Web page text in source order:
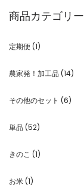
商品カテゴリー
定期便 (1)
農家発！加工品 (14)
その他のセット (6)
単品 (52)
きのこ (1)
お米 (1)